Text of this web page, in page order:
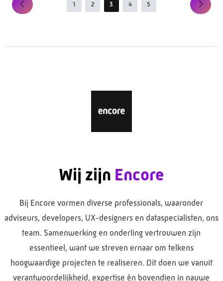
1 2 3 4 5
Wij zijn Encore
Bij Encore vormen diverse professionals, waaronder
adviseurs, developers, UX-designers en dataspecialisten, ons
team. Samenwerking en onderling vertrouwen zijn
essentieel, want we streven ernaar om telkens
hoogwaardige projecten te realiseren. Dit doen we vanuit
verantwoordelijkheid, expertise én bovendien in nauwe